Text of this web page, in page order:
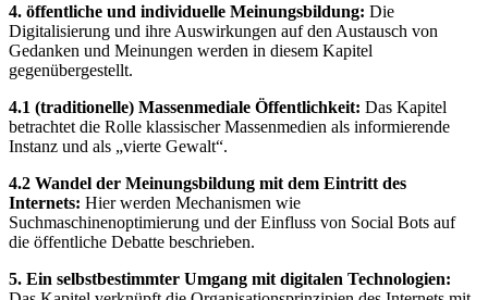
4. öffentliche und individuelle Meinungsbildung: Die
Digitalisierung und ihre Auswirkungen auf den Austausch von
Gedanken und Meinungen werden in diesem Kapitel
gegenübergestellt.
4.1 (traditionelle) Massenmediale Öffentlichkeit: Das Kapitel
betrachtet die Rolle klassischer Massenmedien als informierende
Instanz und als „vierte Gewalt“.
4.2 Wandel der Meinungsbildung mit dem Eintritt des
Internets: Hier werden Mechanismen wie
Suchmaschinenoptimierung und der Einfluss von Social Bots auf
die öffentliche Debatte beschrieben.
5. Ein selbstbestimmter Umgang mit digitalen Technologien: